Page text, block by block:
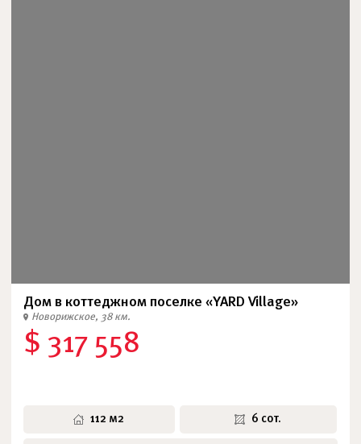
Дом в коттеджном поселке «YARD Village»
Новорижское, 38 км.
$ 317 558
112 м2 6 сот.